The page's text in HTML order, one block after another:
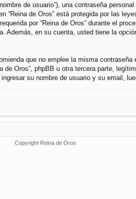
de usuario”), una contraseña
de Oros” está protegida por las
por “Reina de Oros” durante el
en su cuenta, usted tiene la
que no emplee la misma
Oros”, phpBB u otra tercera parte,
su nombre de usuario y su email,
Copyright Reina de Oros